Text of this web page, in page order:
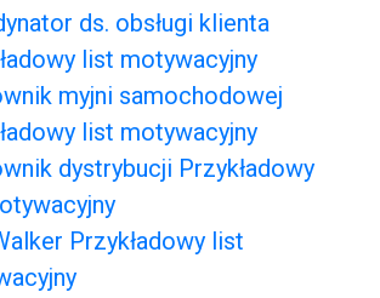
ds. obsługi klienta
list motywacyjny
myjni samochodowej
list motywacyjny
dystrybucji Przykładowy
Przykładowy list